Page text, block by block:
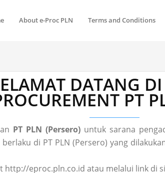
About e-Proc PLN Terms and Conditions
DATANG
PT
PT PLN (Persero)untuk sarana
di PT PLN (Persero) yang
http://eproc.pln.co.id atau melalui link di